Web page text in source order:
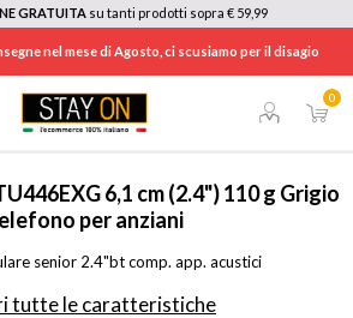
GRATUITA su tanti prodotti sopra € 59,99
nel mese di Agosto, ci scusiamo per il disagio
0
/ SMARTPHONE E CELLULARI
6,1 cm (2.4") 110 g Grigio
per anziani
senior 2.4"bt comp. app. acustici
tutte le caratteristiche